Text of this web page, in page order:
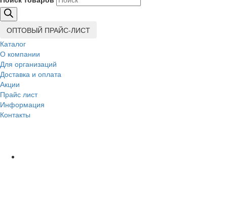
ОПТОВЫЙ ПРАЙС-ЛИСТ
Каталог
О компании
Для организаций
Доставка и оплата
Акции
Прайс лист
Информация
Контакты